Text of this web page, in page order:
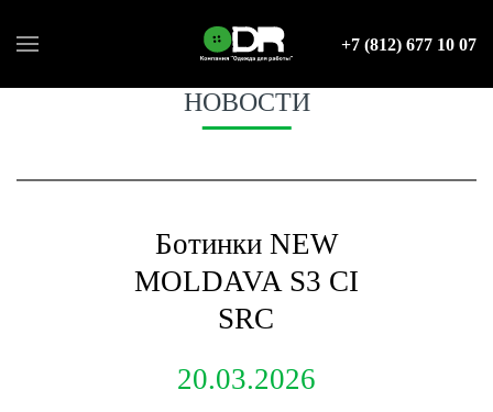
+7 (812) 677 10 07
НОВОСТИ
Ботинки NEW
MOLDAVA S3 CI
SRC
20.03.2026